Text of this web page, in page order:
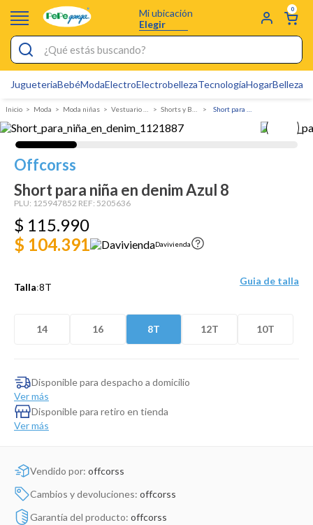
Mi ubicación
Elegir
0
¿Qué estás buscando?
JugueteriaBebéModaElectroElectrobellezaTecnologíaHogarBelleza
Moda Moda niñas Vestuario Exterior Niña Shorts y Bermudas
Offcorss
Short para niña en denim Azul 8
PLU: 125947852 REF: 5205636
$ 115.990
$ 104.391
Davivienda
Talla:8T
Guia de talla
14 16 8T 12T 10T
Disponible para despacho a domicilio
Ver más
Disponible para retiro en tienda
Ver más
Vendido por: offcorss
Cambios y devoluciones: offcorss
Garantía del producto: offcorss
Pijamas
Electro
Figuras Toy Story
Carters
Silla Mecedora Bebé
Bebes
Cartas Pokemon